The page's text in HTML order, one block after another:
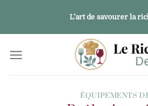
contenu
L’art de savourer la
ÉQUIPEMENTS